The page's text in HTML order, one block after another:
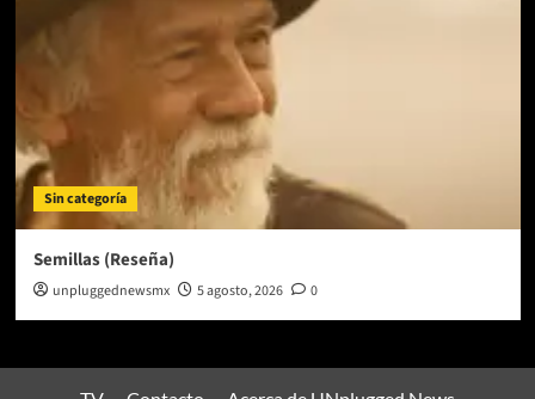
Sin categoría
Semillas (Reseña)
unpluggednewsmx 5 agosto, 2026 0